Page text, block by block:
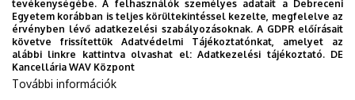
különböző karakterű zongorakíséretes műdal kifejező,
előadása kotta nélkül. (Zongorakíséretről a bizottság
gondoskodik.
tevékenységébe. A felhasználók személyes adatait a Debreceni
Egyetem korábban is teljes körültekintéssel kezelte, megfelelve az
érvényben lévő adatkezelési szabályozásoknak. A GDPR előírásait
követve frissítettük Adatvédelmi Tájékoztatónkat, amelyet az
alábbi linkre kattintva olvashat el:Adatkezelési tájékoztató. DE
Kancellária WAV Központ
További információk